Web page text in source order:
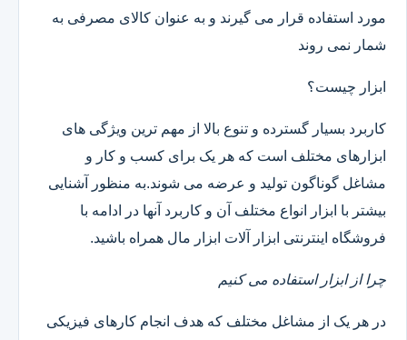
مورد استفاده قرار می گیرند و به عنوان کالای مصرفی به
شمار نمی روند
ابزار چیست؟
کاربرد بسیار گسترده و تنوع بالا از مهم ترین ویژگی های
ابزارهای مختلف است که هر یک برای کسب و کار و
مشاغل گوناگون تولید و عرضه می شوند.به منظور آشنایی
بیشتر با ابزار انواع مختلف آن و کاربرد آنها در ادامه با
فروشگاه اینترنتی ابزار آلات ابزار مال همراه باشید.
چرا از ابزار استفاده می کنیم
در هر یک از مشاغل مختلف که هدف انجام کارهای فیزیکی